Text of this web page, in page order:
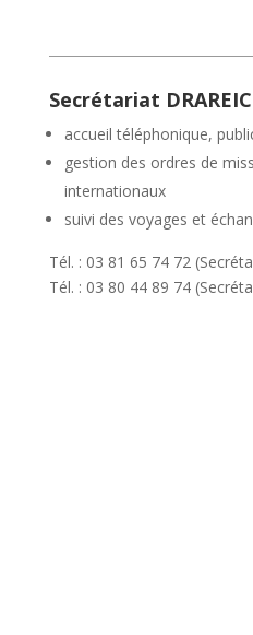
Secrétariat DRAREIC
accueil téléphonique,
gestion des ordres de
internationaux
suivi des voyages et
Tél. : 03 81 65 74 72
Tél. : 03 80 44 89 74